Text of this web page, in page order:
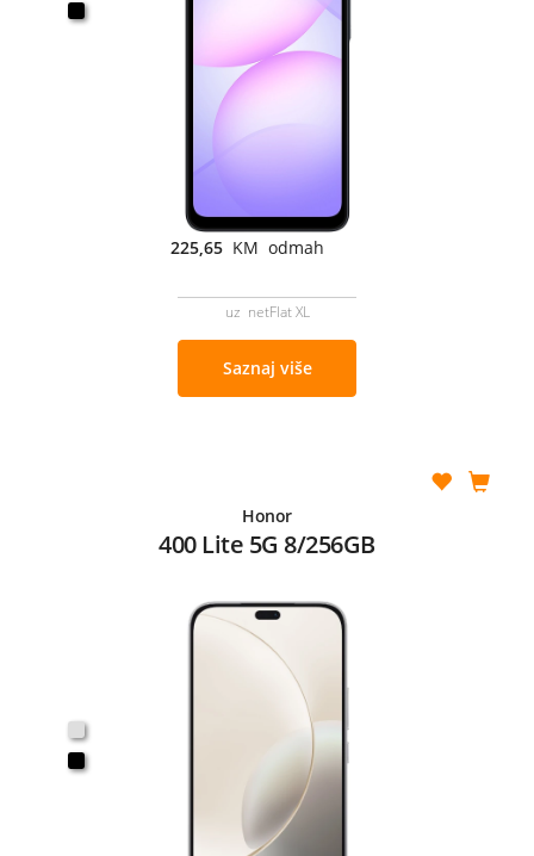
225,65 KM odmah
uz netFlat XL
Saznaj više
Honor
400 Lite 5G 8/256GB